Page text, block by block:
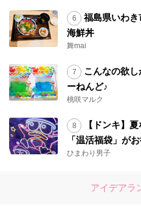
福島県いわ
海鮮丼
舞mai
こんなの欲
ーねんど♪
桃咲マルク
【ドンキ】
「温活福袋」が
ひまわり男子
アイデアラ